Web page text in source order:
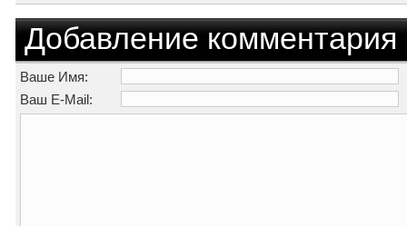
Добавление комментария
Ваше Имя:
Ваш E-Mail: